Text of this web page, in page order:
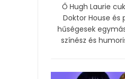
Ő Hugh Laurie
Doktor House és
hűségesek
színész és